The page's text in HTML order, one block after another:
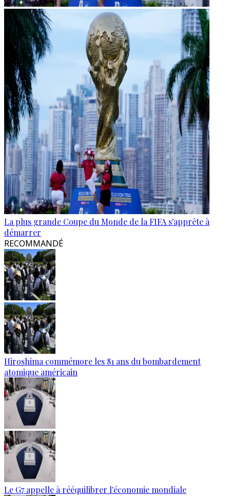
La plus grande Coupe du Monde de la FIFA s'apprête à
démarrer
RECOMMANDÉ
Hiroshima commémore les 81 ans du bombardement
atomique américain
Le G7 appelle à rééquilibrer l'économie mondiale